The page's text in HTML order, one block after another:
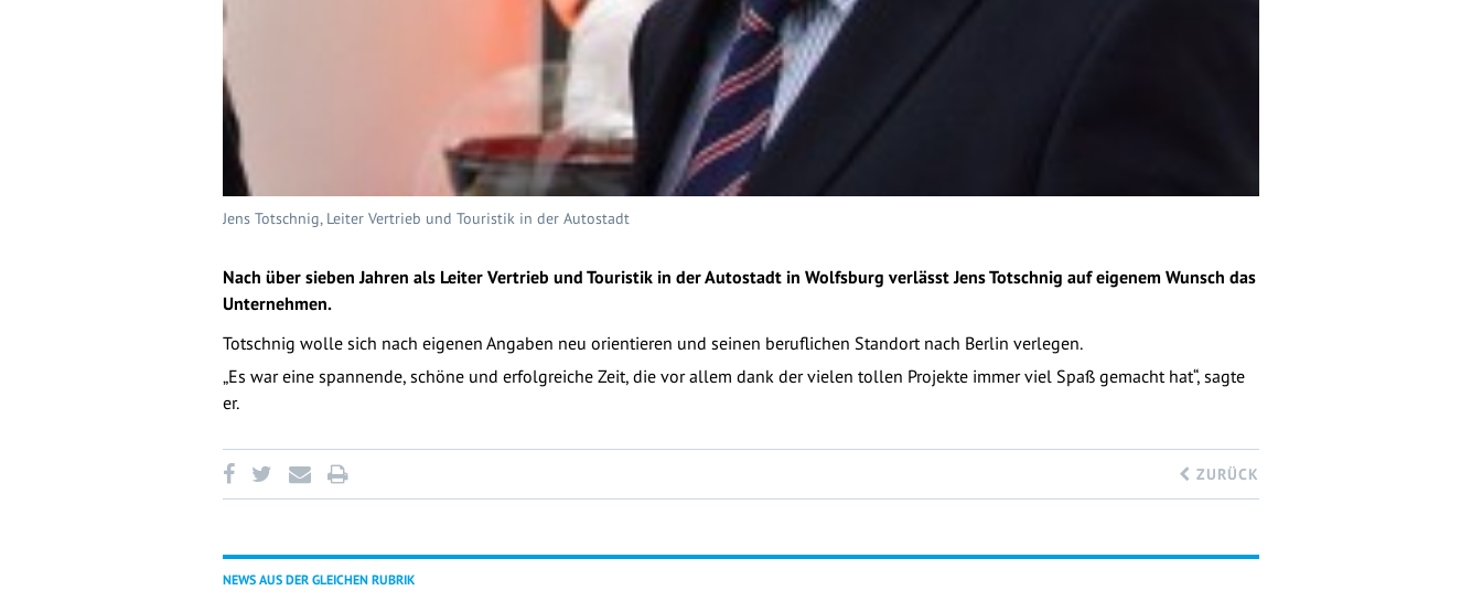
Jens Totschnig, Leiter Vertrieb und Touristik in der Autostadt
Nach über sieben Jahren als Leiter Vertrieb und Touristik in der Autostadt in Wolfsburg verlässt Jens Totschnig auf eigenem Wunsch das
Unternehmen.
Totschnig wolle sich nach eigenen Angaben neu orientieren und seinen beruflichen Standort nach Berlin verlegen.
„Es war eine spannende, schöne und erfolgreiche Zeit, die vor allem dank der vielen tollen Projekte immer viel Spaß gemacht hat“, sagte
er.
ZURÜCK
NEWS AUS DER GLEICHEN RUBRIK